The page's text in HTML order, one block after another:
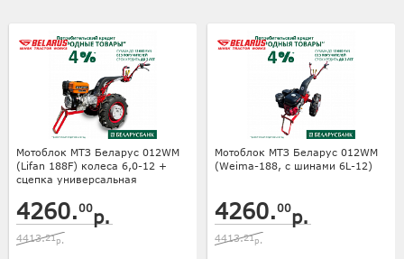
Мотоблок МТЗ Беларус 012WM
(Lifan 188F) колеса 6,0-12 +
сцепка универсальная
4260.00р.
4413.21р.
Мотоблок МТЗ Беларус 012WM
(Weima-188, с шинами 6L-12)
4260.00р.
4413.21р.